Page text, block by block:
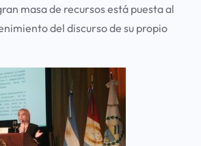
masa de recursos está puesta al
del discurso de su propio